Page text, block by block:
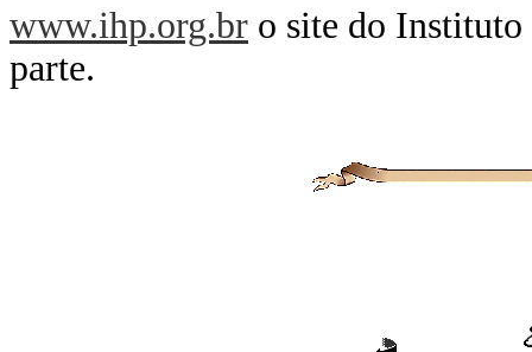
www.ihp.org.br o site do
parte.